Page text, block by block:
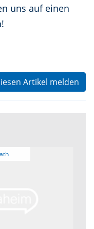
uns auf einen
Artikel melden